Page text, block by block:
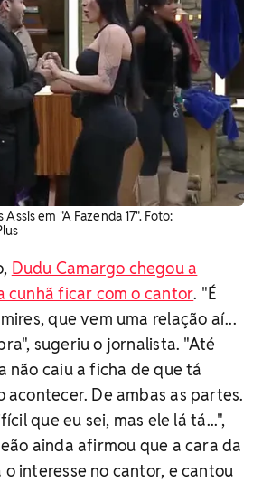
em "A Fazenda 17". Foto:
Dudu Camargo chegou a
cunhã ficar com o cantor. "É
que vem uma relação aí...
sugeriu o jornalista. "Até
não caiu a ficha de que tá
acontecer. De ambas as partes.
que eu sei, mas ele lá tá...",
ainda afirmou que a cara da
interesse no cantor, e cantou